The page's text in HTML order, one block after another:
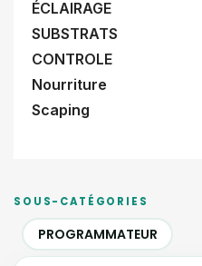
ÉCLAIRAGE
SUBSTRATS
CONTROLE
Nourriture
Scaping
SOUS-CATÉGORIES
PROGRAMMATEUR